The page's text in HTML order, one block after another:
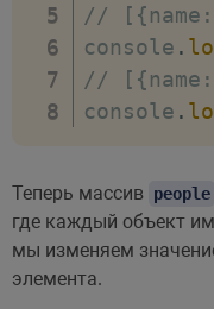
//
console .
//
console .
Теперь массив people
где каждый объект
мы изменяем
элемента.